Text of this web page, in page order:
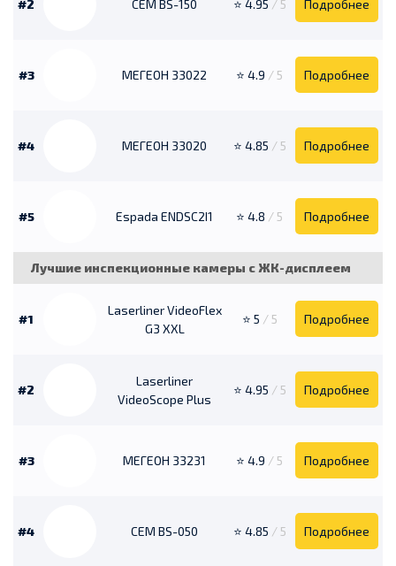
#2 CEM BS-150 ⭐ 4.95 / 5 Подробнее
#3 МЕГЕОН 33022 ⭐ 4.9 / 5 Подробнее
#4 МЕГЕОН 33020 ⭐ 4.85 / 5 Подробнее
#5 Espada ENDSC2I1 ⭐ 4.8 / 5 Подробнее
Лучшие инспекционные камеры с ЖК-дисплеем
#1
Laserliner VideoFlex
G3 XXL
⭐ 5 / 5 Подробнее
#2
Laserliner
VideoScope Plus
⭐ 4.95 / 5 Подробнее
#3 МЕГЕОН 33231 ⭐ 4.9 / 5 Подробнее
#4 CEM BS-050 ⭐ 4.85 / 5 Подробнее